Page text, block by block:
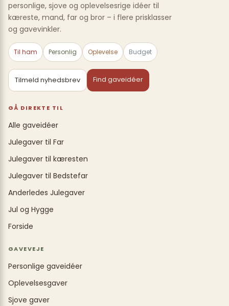
personlige, sjove og oplevelsesrige idéer til
kæreste, mand, far og bror – i flere prisklasser
og gavevinkler.
Til ham Personlig Oplevelse Budget
Tilmeld nyhedsbrev Find gaveidéer
GÅ DIREKTE TIL
Alle gaveidéer
Julegaver til Far
Julegaver til kæresten
Julegaver til Bedstefar
Anderledes Julegaver
Jul og Hygge
Forside
GAVEVEJE
Personlige gaveidéer
Oplevelsesgaver
Sjove gaver